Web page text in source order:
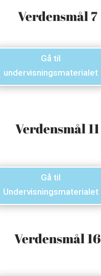
Verdensmål 7
Gå til
undervisningsmaterialet
Verdensmål 11
Gå til
Undervisningsmaterialet
Verdensmål 16